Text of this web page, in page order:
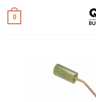
0